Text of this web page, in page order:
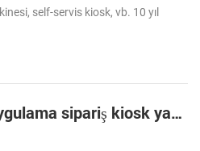
self-servis kiosk, vb. 10 yıl
380C EP kendi için uygulama sipariş kiosk yazıcı - -